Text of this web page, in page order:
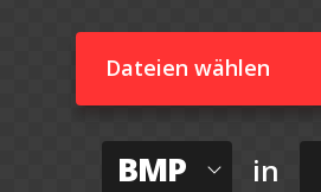
Dateien wählen
BMP in